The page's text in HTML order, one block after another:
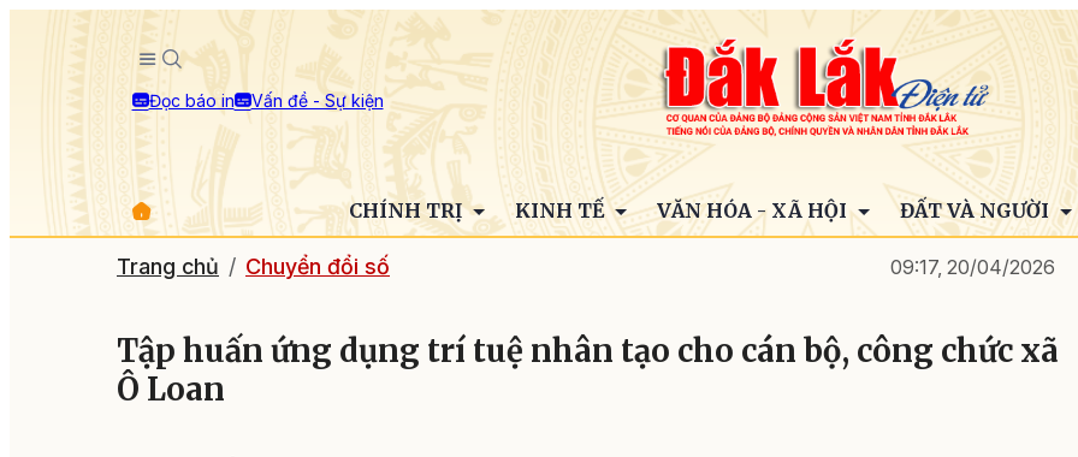
Đọc báo in Vấn đề - Sự kiện
CHÍNH TRỊ KINH TẾ VĂN HÓA - XÃ HỘI ĐẤT VÀ NGƯỜI
Trang chủ Chuyển đổi số 09:17, 20/04/2026
Tập huấn ứng dụng trí tuệ nhân tạo cho cán bộ, công chức xã
Ô Loan